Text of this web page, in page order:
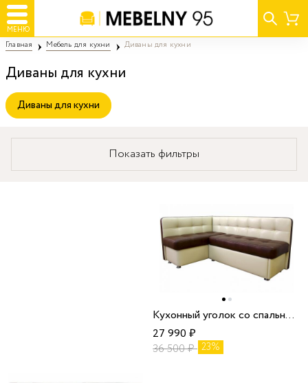
МЕНЮ
Главная Мебель для кухни Диваны для кухни
Диваны для кухни
Диваны для кухни
Показать фильтры
Кухонный уголок со спальным местом диван Токио 120х180 ДТ04 угловой
27 990₽
36 500₽ 23%